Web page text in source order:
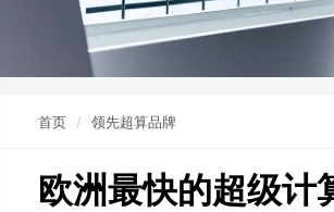
首页 领先超算品牌
欧洲最快的超级计